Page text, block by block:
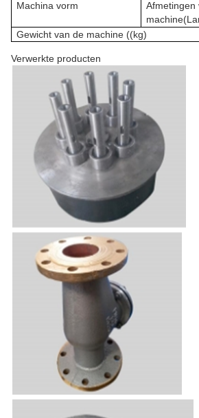
Machina vorm
Afmetingen
machine
Gewicht van de machine ((kg)
Verwerkte producten